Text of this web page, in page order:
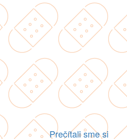
Prečítali sme si